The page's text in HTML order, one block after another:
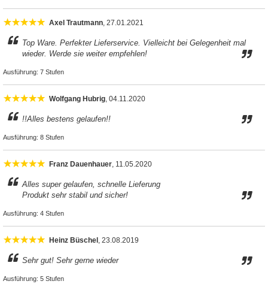
Axel Trautmann, 27.01.2021
Top Ware. Perfekter Lieferservice. Vielleicht bei Gelegenheit mal
wieder. Werde sie weiter empfehlen!
Ausführung: 7 Stufen
Wolfgang Hubrig, 04.11.2020
!!Alles bestens gelaufen!!
Ausführung: 8 Stufen
Franz Dauenhauer, 11.05.2020
Alles super gelaufen, schnelle Lieferung
Produkt sehr stabil und sicher!
Ausführung: 4 Stufen
Heinz Büschel , 23.08.2019
Sehr gut! Sehr gerne wieder
Ausführung: 5 Stufen